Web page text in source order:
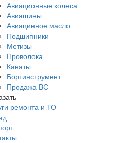
Авиационные колеса
Авиашины
Авиацинное масло
Подшипники
Метизы
Проволока
Канаты
Бортинструмент
Продажа ВС
ремонта и ТО